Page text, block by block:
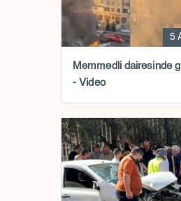
5
Məmmədli dairəsində
- Video